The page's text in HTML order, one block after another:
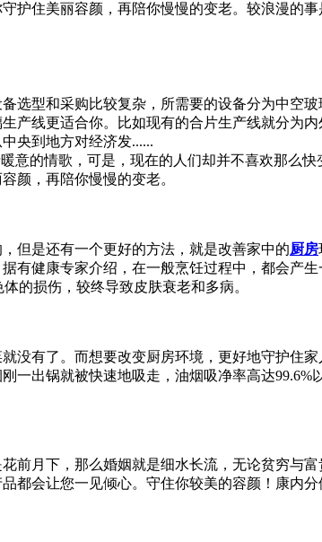
护住美丽容颜，再陪你慢慢的变老。较浪漫的
选型和采购比较复杂，所需要的设备分为中空
产线更适合你。比如现有的合片生产线就分为
央到地方对经济发......
意的情歌，可是，现在的人们却并不喜欢那么
颜，再陪你慢慢的变老。
但是还有一个更好的方法，就是改善家中的厨房
有健康专家介绍，在一般烹饪过程中，都会
的损伤，较终导致皮肤衰老和多病。
没有了。而想要改变厨房环境，更好地守护住
一出锅就被快速地吸走，油烟吸净率高达
前月下，那么婚姻就是细水长流，无论贫穷与
都会让您一见倾心。守住你较美的容颜！康内